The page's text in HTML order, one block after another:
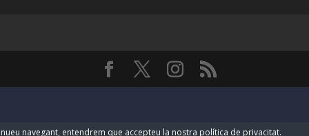
navegant, entendrem que accepteu la nostra política de privacitat.